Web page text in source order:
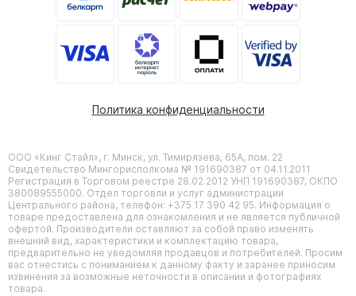
Политика конфиденциальности
ООО «Кинг Стайл», г. Минск, ул. Тимирязева, 65А, пом. 22
Свидетельство Мингорисполкома № 191690387 от 04.11.2011
Регистрация в Торговом реестре 28.02.2012 УНП 191690387, ОКПО
380089555000. Отдел торговли и услуг администрации
Центрального района, телефон: +375 17 390 42 95. Информация о
товаре предоставлена для ознакомления и не является публичной
офертой. Производители оставляют за собой право изменять
внешний вид, характеристики и комплектацию товара,
предварительно не уведомляя продавцов и потребителей. Просим
вас отнестись с пониманием к данному факту и заранее приносим
извинения за возможные неточности в описании и фотографиях
товара.